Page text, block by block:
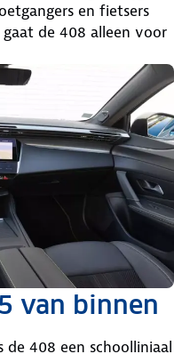
en fietsers
de 408 alleen voor
van binnen
408 een schoolliniaal